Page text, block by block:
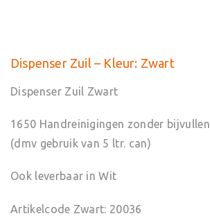
Dispenser Zuil – Kleur: Zwart
Dispenser Zuil Zwart
1650 Handreinigingen zonder bijvullen
(dmv gebruik van 5 ltr. can)
Ook leverbaar in Wit
Artikelcode Zwart: 20036